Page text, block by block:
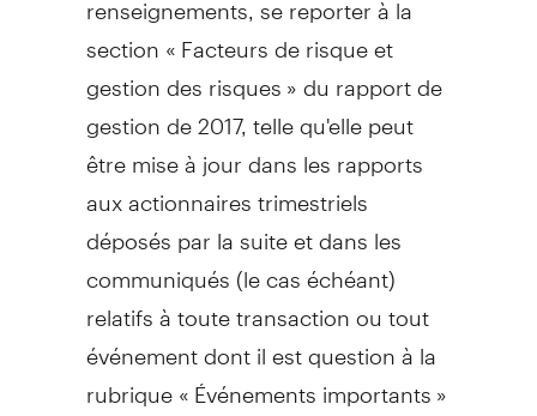
section « Facteurs de risque et
gestion des risques » du rapport de
gestion de 2017, telle qu'elle peut
être mise à jour dans les rapports
aux actionnaires trimestriels
déposés par la suite et dans les
communiqués (le cas échéant)
relatifs à toute transaction ou tout
événement dont il est question à la
rubrique « Événements importants »